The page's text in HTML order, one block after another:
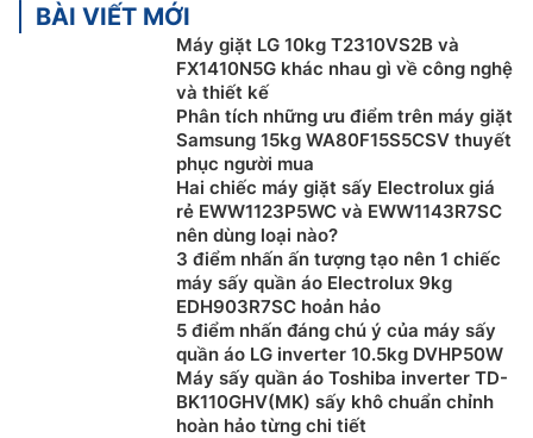
Máy giặt Panasonic
động cơ truyền động gián tiếp giúp quá trình vận hành
của lồng giặt ổn định. Máy đạt nhãn năng lượng 5 sao
với hiệu suất sử dụng điện khoảng 6.87Wh/kg.
BÀI VIẾT MỚI
Máy giặt LG 10kg T2310VS2B và
FX1410N5G khác nhau gì về công nghệ
và thiết kế
Phân tích những ưu điểm trên máy giặt
Samsung 15kg WA80F15S5CSV thuyết
phục người mua
Hai chiếc máy giặt sấy Electrolux giá
rẻ EWW1123P5WC và EWW1143R7SC
nên dùng loại nào?
3 điểm nhấn ấn tượng tạo nên 1 chiếc
máy sấy quần áo Electrolux 9kg
EDH903R7SC hoản hảo
5 điểm nhấn đáng chú ý của máy sấy
quần áo LG inverter 10.5kg DVHP50W
Máy sấy quần áo Toshiba inverter TD-
BK110GHV(MK) sấy khô chuẩn chỉnh
hoàn hảo từng chi tiết